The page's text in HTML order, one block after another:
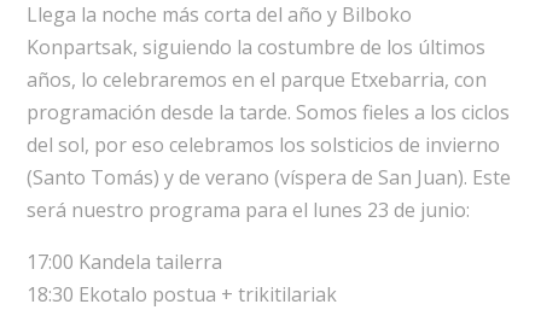
Llega la noche más corta del año y Bilboko
Konpartsak, siguiendo la costumbre de los últimos
años, lo celebraremos en el parque Etxebarria, con
programación desde la tarde. Somos fieles a los ciclos
del sol, por eso celebramos los solsticios de invierno
(Santo Tomás) y de verano (víspera de San Juan). Este
será nuestro programa para el lunes 23 de junio:
17:00 Kandela tailerra
18:30 Ekotalo postua + trikitilariak